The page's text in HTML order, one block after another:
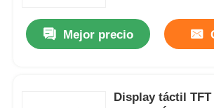
Mejor precio
Display táctil